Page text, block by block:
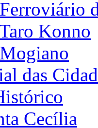
Konno
das
Cecília